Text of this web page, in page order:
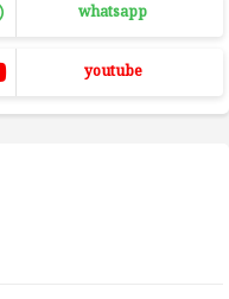
whatsapp
youtube